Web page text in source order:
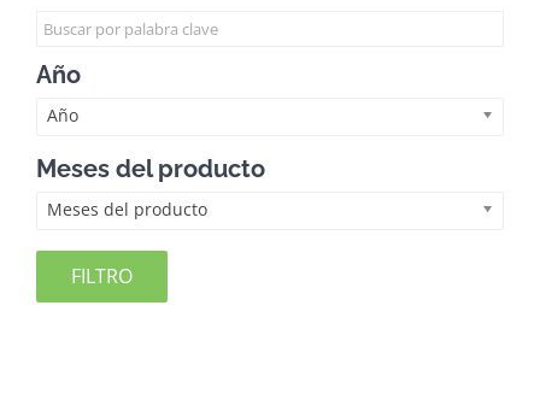
Año
Año
Meses del producto
Meses del producto
FILTRO